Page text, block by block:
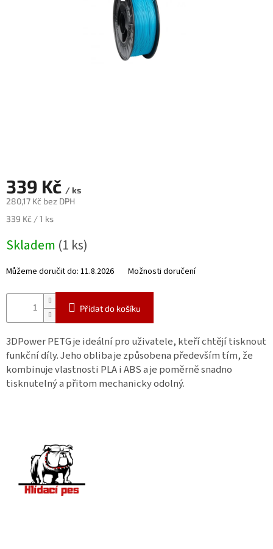
Měna
(CZK)
Přihlášení
339 Kč / ks
280,17 Kč bez DPH
Měrná
339 Kč / 1 ks
Skladem (1 ks)
Můžeme doručit do: 11.8.2026 Možnosti doručení
Přidat do košíku
3DPower PETG je ideální pro uživatele, kteří chtějí tisknout
funkční díly. Jeho obliba je způsobena především tím, že
kombinuje vlastnosti PLA i ABS a je poměrně snadno
tisknutelný a přitom mechanicky odolný.